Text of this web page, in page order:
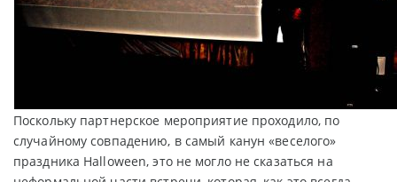
Поскольку партнерское мероприятие проходило, по
случайному совпадению, в самый канун «веселого»
праздника Halloween, это не могло не сказаться на